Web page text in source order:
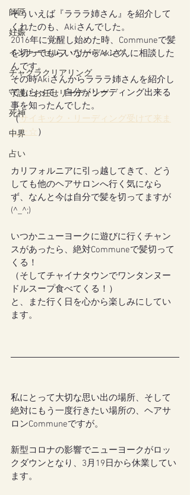
師匠
妊娠
インナーセルフ・リーディング
チャクラクリアリング
守護にお任せリーディング
死神
中界
占い
そういえば『ラララ姉さん』を紹介して
くれたのも、Akiさんでした。
2016年に覚醒し始めた時、Communeで髪
を切ってもらいながらAkiさんに相談した
んです。
その時Akiさんからラララ姉さんを紹介し
てもらって、自分がリーディング出来る
事を知ったんでした。
（サイキック・リーディング受けて来ま
した☆ ）
カリフォルニアに引っ越してきて、どう
しても他のヘアサロンへ行く気になら
ず、なんと今は自分で髪を切ってますが
(^_^;)
いつかニューヨークに遊びに行くチャン
スがあったら、絶対Communeで髪切って
くる！
（そしてチャイナタウンでワンタンヌー
ドルスープ食べてくる！）
と、また行く日を心から楽しみにしてい
ます。
私にとって大切な思い出の場所、そして
絶対にもう一度行きたい場所の、ヘアサ
ロンCommuneですが。
新型コロナの影響でニューヨークがロッ
クダウンとなり、3月19日から休業してい
ます。